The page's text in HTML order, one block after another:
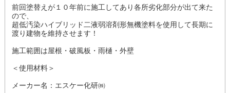
前回塗替えが１０年前に施工してあり各所劣化部分が出て来た
ので、
超低汚染ハイブリッド二液弱溶剤形無機塗料を使用して長期に
渡り建物を維持させます！
施工範囲は屋根・破風板・雨樋・外壁
＜使用材料＞
メーカー名：エスケー化研㈱